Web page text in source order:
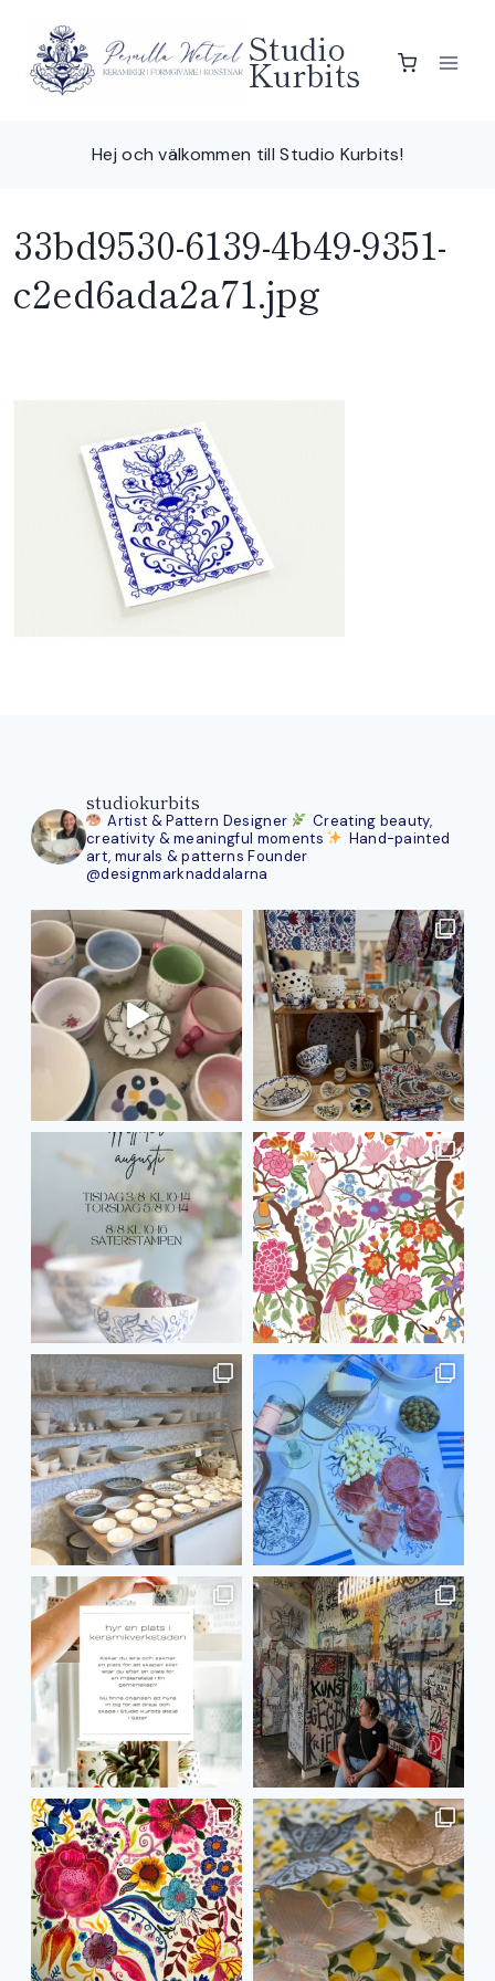
content
Studio
Kurbits
Hej och välkommen till Studio Kurbits!
33bd9530-6139-4b49-9351-
c2ed6ada2a71.jpg
studiokurbits
Artist & Pattern Designer
Creating beauty,
creativity & meaningful moments
Hand-painted
art, murals & patterns Founder
@designmarknaddalarna